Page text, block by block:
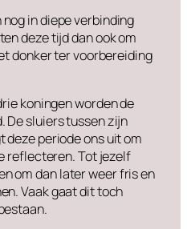
in diepe verbinding
deze tijd dan ook om
donker ter voorbereiding
koningen worden de
De sluiers tussen zijn
deze periode ons uit om
reflecteren. Tot jezelf
om dan later weer fris en
Vaak gaat dit toch